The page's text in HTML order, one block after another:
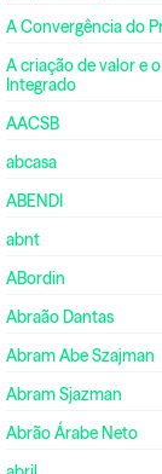
A Convergência do
A criação de valor e
Integrado
AACSB
abcasa
ABENDI
abnt
ABordin
Abraão Dantas
Abram Abe Szajman
Abram Sjazman
Abrão Árabe Neto